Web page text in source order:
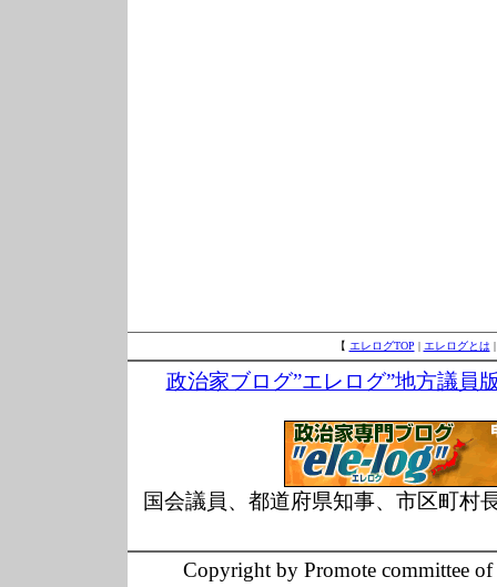
【 エレログTOP | エレログとは
政治家ブログ”エレログ”地方議員
国会議員、都道府県知事、市区町村
Copyright by Promote committee